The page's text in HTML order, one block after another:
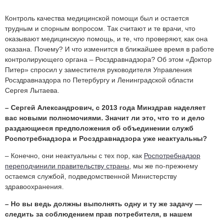
Контроль качества медицинской помощи был и остается
трудным и спорным вопросом. Так считают и те врачи, что
оказывают медицинскую помощь, и те, что проверяют, как она
оказана. Почему? И что изменится в ближайшее время в работе
контролирующего органа – Росздравнадзора? Об этом «Доктор
Питер» спросил у заместителя руководителя Управления
Росздравназдора по Петербургу и Ленинградской области
Сергея Лытаева.
– Сергей Александрович, с 2013 года Минздрав наделяет
вас новыми полномочиями. Значит ли это, что то и дело
раздающиеся предположения об объединении служб
Роспотребнадзора и Росздравнадзора уже неактуальны?
– Конечно, они неактуальны с тех пор, как Роспотребнадзор
переподчинили правительству страны , мы же по-прежнему
остаемся службой, подведомственной Министерству
здравоохранения.
– Но вы ведь должны выполнять одну и ту же задачу —
следить за соблюдением прав потребителя, в нашем